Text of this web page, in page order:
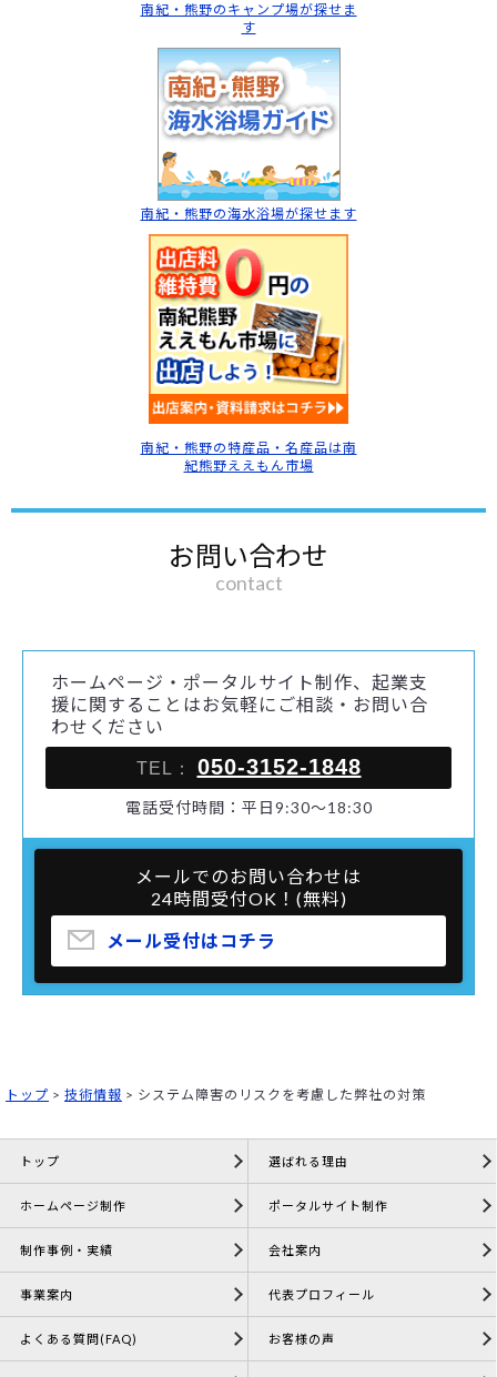
南紀・熊野のキャンプ場が探せま
す
南紀・熊野の海水浴場が探せます
南紀・熊野の特産品・名産品は南
紀熊野ええもん市場
お問い合わせ
contact
ホームページ・ポータルサイト制作、起業支
援に関することはお気軽にご相談・お問い合
わせください
TEL： 050-3152-1848
電話受付時間：平日9:30～18:30
メールでのお問い合わせは
24時間受付OK！(無料)
メール受付はコチラ
トップ > 技術情報 > システム障害のリスクを考慮した弊社の対策
トップ 選ばれる理由
ホームページ制作 ポータルサイト制作
制作事例・実績 会社案内
事業案内 代表プロフィール
よくある質問(FAQ) お客様の声